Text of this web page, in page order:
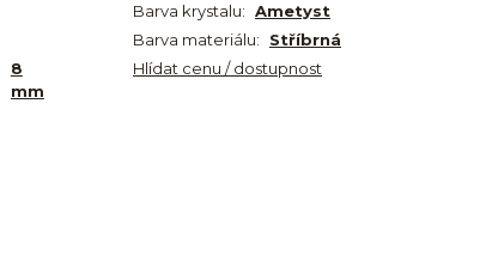
Barva krystalu: Ametyst
Barva materiálu:
Stříbrná
8
mm
Hlídat cenu / dostupnost